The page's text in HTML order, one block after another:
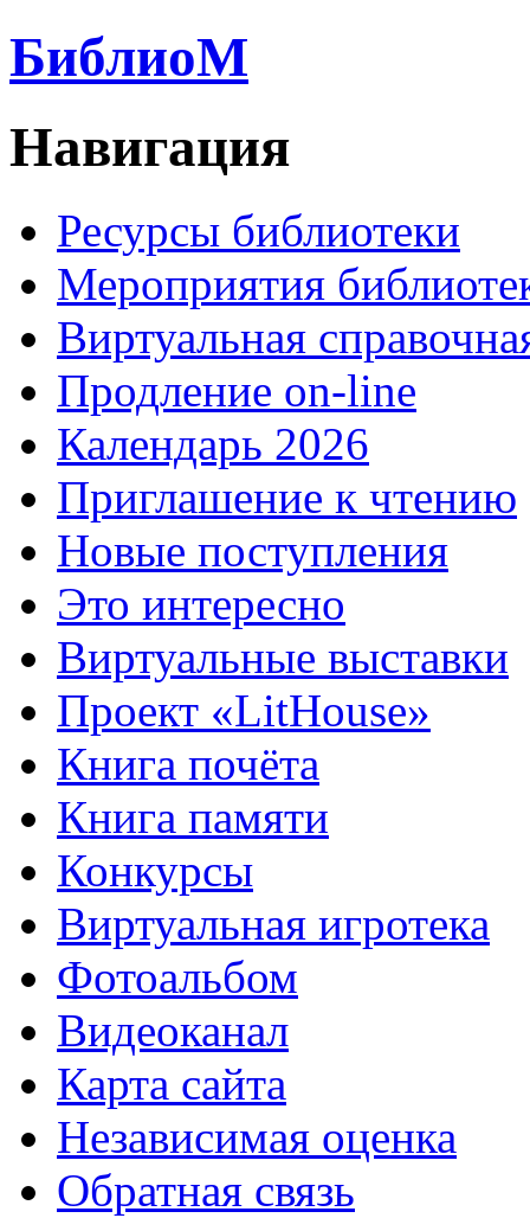
БиблиоМ
Навигация
Ресурсы библиотеки
Мероприятия
Виртуальная
Продление on-line
Календарь 2026
Приглашение к чтению
Новые поступления
Это интересно
Виртуальные выставки
Проект «LitHouse»
Книга почёта
Книга памяти
Конкурсы
Виртуальная игротека
Фотоальбом
Видеоканал
Карта сайта
Независимая оценка
Обратная связь